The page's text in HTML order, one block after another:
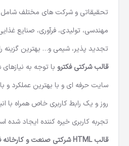
تحقیقاتی و شرکت های مختلف
مهندسی، تولیدی، فرآوری، صنایع
تجدید پذیر، شیمی و… بهترین گزینه
قالب شرکتی فکترو با توجه به
سایت حرفه ای و با بهترین عملکرد و
روز و یک رابط کاربری خاص همراه با
تجربه کاربری خیره کننده ایجاد شده
قالب HTMLشرکتی صنعت و کارخانه